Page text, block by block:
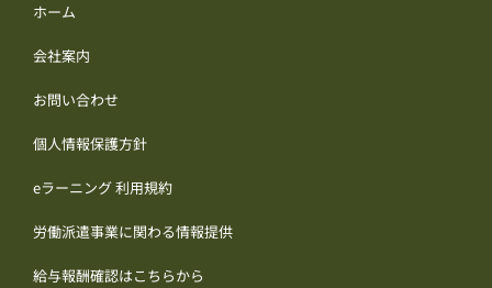
ホーム
会社案内
お問い合わせ
個人情報保護方針
eラーニング 利用規約
労働派遣事業に関わる情報提供
給与報酬確認はこちらから